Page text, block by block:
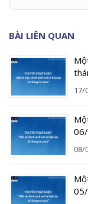
BÀI LIÊN QUAN
17/
08/